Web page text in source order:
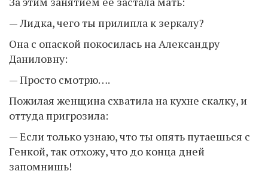
— Лидка, чего ты прилипла к зеркалу?
Она с опаской покосилась на Александру
Даниловну:
— Просто смотрю….
Пожилая женщина схватила на кухне скалку, и
оттуда пригрозила:
— Если только узнаю, что ты опять путаешься с
Генкой, так отхожу, что до конца дней
запомнишь!